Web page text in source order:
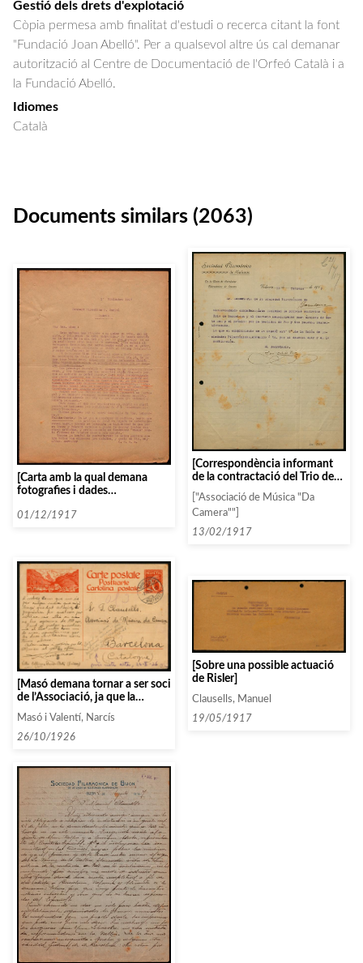
Gestió dels drets d'explotació
Còpia permesa amb finalitat d'estudi o recerca citant la font
"Fundació Joan Abelló". Per a qualsevol altre ús cal demanar
autorització al Centre de Documentació de l'Orfeó Català i a
la Fundació Abelló.
Idiomes
Català
Documents similars (2063)
[Carta amb la qual demana
fotografies i dades
Comenta també que la Concert
tancament de la frontera
francesa]
01/12/1917
[Correspondència informant
de la contractació del Trio de
Barcelona i el Cuarteto
Renacimiento]
["Associació de Música "Da
Camera""]
13/02/1917
[Masó demana tornar a ser soci
de l’Associació, ja que la
temporada anterior havia estat
fora de Barcelona]
Masó i Valentí, Narcís
26/10/1926
[Sobre una possible actuació
de Risler]
Clausells, Manuel
19/05/1917